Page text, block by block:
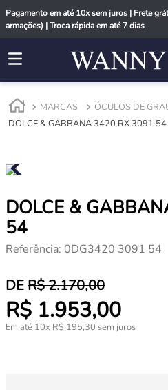
Pagamento em até 10x sem juros | Frete
armações) | Troca rápida em até 7 dias
MARCAS ÓCULOS DE
DOLCE & GABBANA 3420 RX 3091 54
DOLCE &
54
Referência: 0DG3420 3091 54
R$2.170,00
R$ 1.953,00
Em até 10x R$ 195,30 sem juros